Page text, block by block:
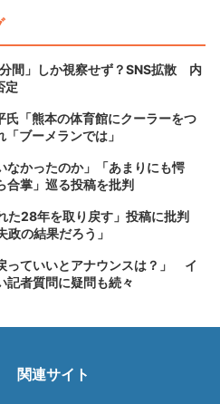
間」しか視察せず？SNS拡散 内
定
氏「熊本の体育館にクーラーをつ
ブーメランでは」
なかったのか」「あまりにも愕
掌」巡る投稿を批判
た28年を取り戻す」投稿に批判
の結果だろう」
っていいとアナウンスは？」 イ
記者質問に疑問も続々
関連サイト